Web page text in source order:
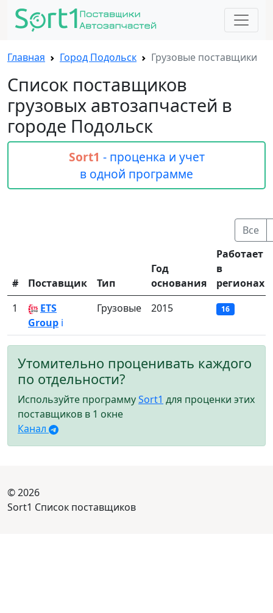
Главная Город Подольск Грузовые поставщики
Список поставщиков
грузовых автозапчастей в
городе Подольск
Sort1 - проценка и учет
в одной программе
Все
# Поставщик Тип
Год
основания
Работает
в
регионах
1
ETS
Group ℹ️
Грузовые 2015 16
Утомительно проценивать каждого
по отдельности?
Используйте программуSort1 для проценки этих
поставщиков в 1 окне
Канал
© 2026
Sort1 Список поставщиков